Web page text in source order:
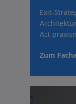
Exit-
Act
Zum